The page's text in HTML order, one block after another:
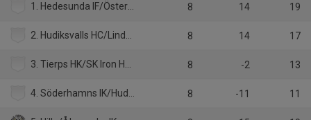
1. Hedesunda IF/Östervåla IF 8 14 19
2. Hudiksvalls HC/Lindefallets SK 8 14 17
3. Tierps HK/SK Iron Hockey 8 -2 13
4. Söderhamns IK/Hudiksvalls HC/Järvsö IK 8 -11 11